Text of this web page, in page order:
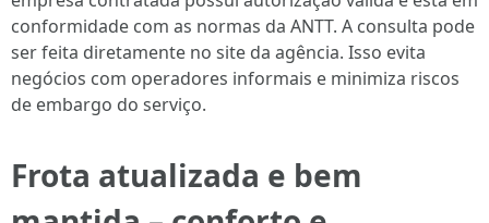
conformidade com as normas da ANTT. A consulta pode
ser feita diretamente no site da agência. Isso evita
negócios com operadores informais e minimiza riscos
de embargo do serviço.
Frota atualizada e bem